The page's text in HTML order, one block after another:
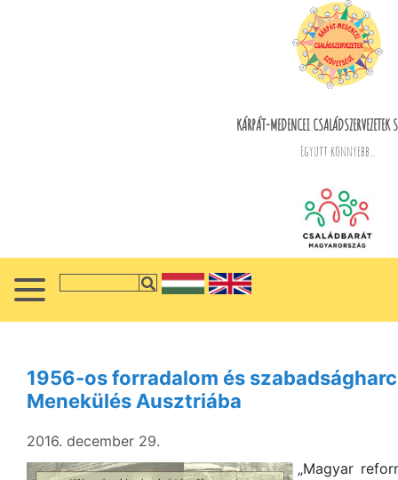
KÁRPÁT-MEDENCEI CSALÁDSZERVEZETEK
Együtt könnyebb...
1956-os forradalom és
Menekülés Ausztriába
2016. december 29.
„Magyar